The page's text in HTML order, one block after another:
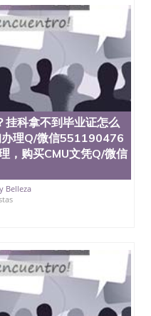
挂科拿不到毕业证怎么
办理Q/微信551190476
，购买CMU文凭Q/微信
Belleza